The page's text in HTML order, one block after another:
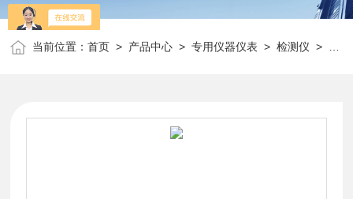
当前位置：首页 > 产品中心 >专用仪器仪表 >检测仪 > HAD-PHG-96GS微电脑pH/ORP检测仪